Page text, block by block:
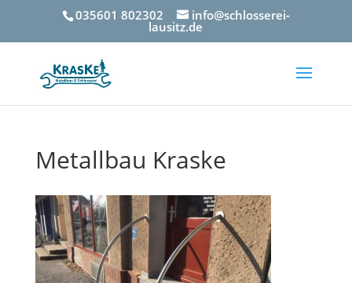
035601 802302 info@schlosserei-
lausitz.de
Metallbau Kraske